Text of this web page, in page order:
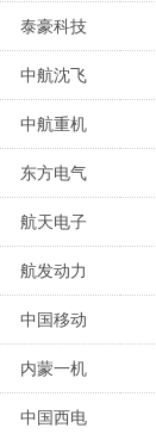
泰豪科技
中航沈飞
中航重机
东方电气
航天电子
航发动力
中国移动
内蒙一机
中国西电